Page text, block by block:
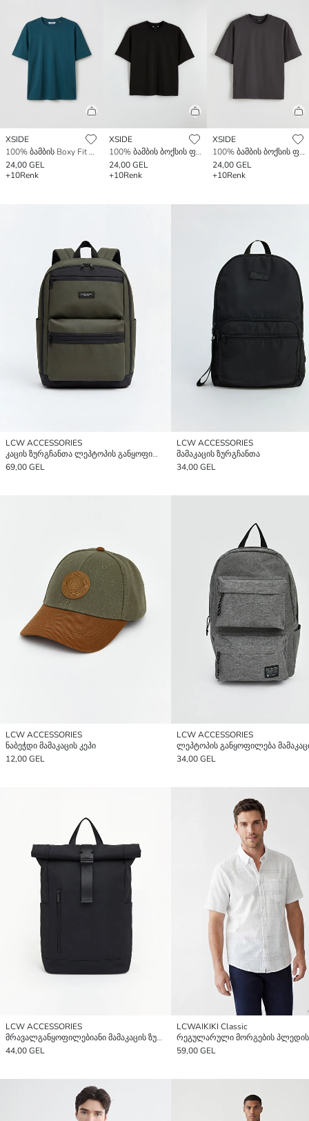
XSIDE
100% ბამბის Boxy Fit საბაზისო სქელი მაისური
24,00 GEL
+10Renk
XSIDE
100% ბამბის ბოქსის ფორმის ძირითადი სქელი მაისური
24,00 GEL
+10Renk
XSIDE
100% ბამბის ბოქსის ფორმის ძირითადი სქელი მაისური
24,00 GEL
+10Renk
LCW ACCESSORIES
კაცის ზურგჩანთა ლეპტოპის განყოფილებით
69,00 GEL
LCW ACCESSORIES
მამაკაცის ზურგჩანთა
34,00 GEL
LCW ACCESSORIES
ნაბეჭდი მამაკაცის კეპი
12,00 GEL
LCW ACCESSORIES
34,00 GEL
LCW ACCESSORIES
მრავალგანყოფილებიანი მამაკაცის ზურგჩანთა
44,00 GEL
LCWAIKIKI Classic
59,00 GEL